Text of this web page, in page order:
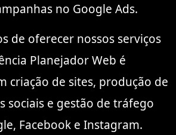
no Google Ads.
de oferecer nossos serviços
Planejador Web é
criação de sites, produção de
sociais e gestão de tráfego
Facebook e Instagram.